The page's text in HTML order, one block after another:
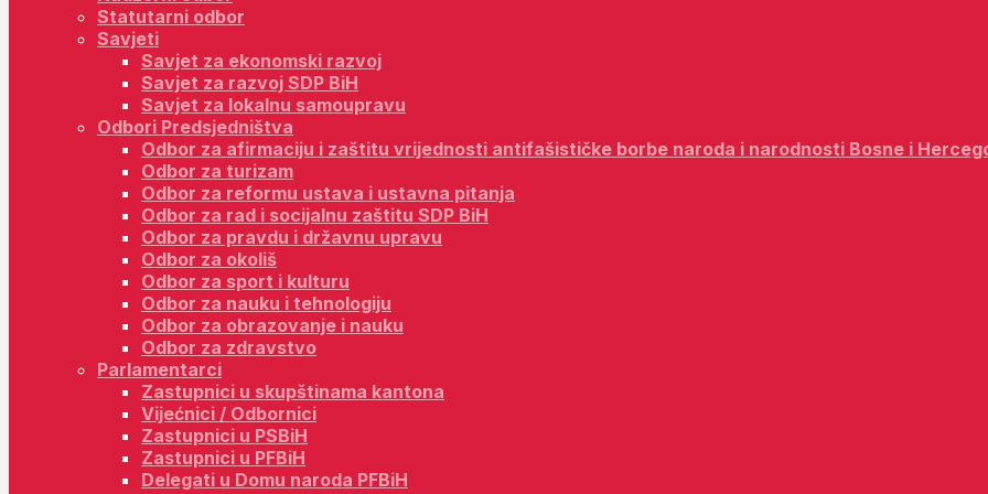
Statutarni odbor
Savjeti
Savjet za ekonomski razvoj
Savjet za razvoj SDP BiH
Savjet za lokalnu samoupravu
Odbori Predsjedništva
Odbor za afirmaciju i zaštitu vrijednosti antifašističke borbe naroda i narodnosti Bosne i
Odbor za turizam
Odbor za reformu ustava i ustavna pitanja
Odbor za rad i socijalnu zaštitu SDP BiH
Odbor za pravdu i državnu upravu
Odbor za okoliš
Odbor za sport i kulturu
Odbor za nauku i tehnologiju
Odbor za obrazovanje i nauku
Odbor za zdravstvo
Parlamentarci
Zastupnici u skupštinama kantona
Vijećnici / Odbornici
Zastupnici u PSBiH
Zastupnici u PFBiH
Delegati u Domu naroda PFBiH